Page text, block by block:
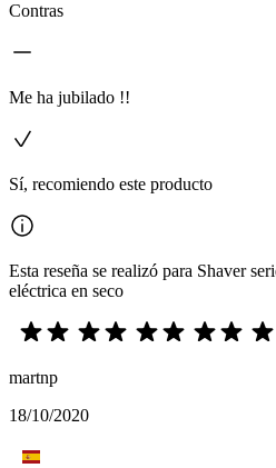
Contras
Me ha jubilado !!
Sí, recomiendo este producto
Esta reseña se realizó para Shaver
eléctrica en seco
martnp
18/10/2020